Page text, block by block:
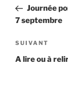
l’article
précédent
Journée
7 septembre
Article
suivant
SUIVANT
A lire ou à